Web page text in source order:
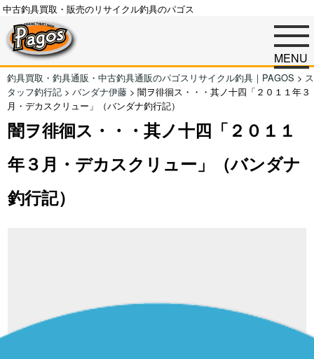
中古釣具買取・販売のリサイクル釣具のパゴス
MENU
釣具買取・釣具通販・中古釣具通販のパゴスリサイクル釣具｜PAGOS > ス
タッフ釣行記 > バンダナ伊藤 > 闇ヲ徘徊ス・・・其ノ十四「２０１１年３
月・デカスクリュー」（バンダナ釣行記）
闇ヲ徘徊ス・・・其ノ十四「２０１１
年３月・デカスクリュー」（バンダナ
釣行記）